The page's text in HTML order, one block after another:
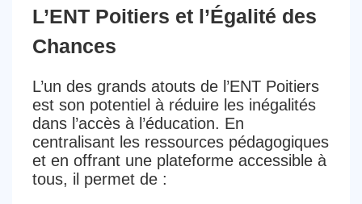
L’ENT Poitiers et l’Égalité des
Chances
L’un des grands atouts de l’ENT Poitiers
est son potentiel à réduire les inégalités
dans l’accès à l’éducation. En
centralisant les ressources pédagogiques
et en offrant une plateforme accessible à
tous, il permet de :